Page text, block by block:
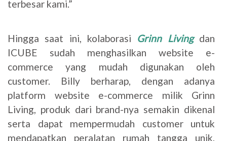
terbesar kami.”
Hingga saat ini, kolaborasi Grinn Livingdan
ICUBE sudah menghasilkan website e-
commerce yang mudah digunakan oleh
customer. Billy berharap, dengan adanya
platform website e-commerce milik Grinn
Living, produk dari brand-nya semakin dikenal
serta dapat mempermudah customer untuk
mendapatkan peralatan rumah tangga unik,